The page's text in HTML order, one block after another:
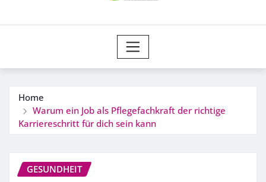
Home
Warum ein Job als Pflegefachkraft der richtige
Karriereschritt für dich sein kann
GESUNDHEIT